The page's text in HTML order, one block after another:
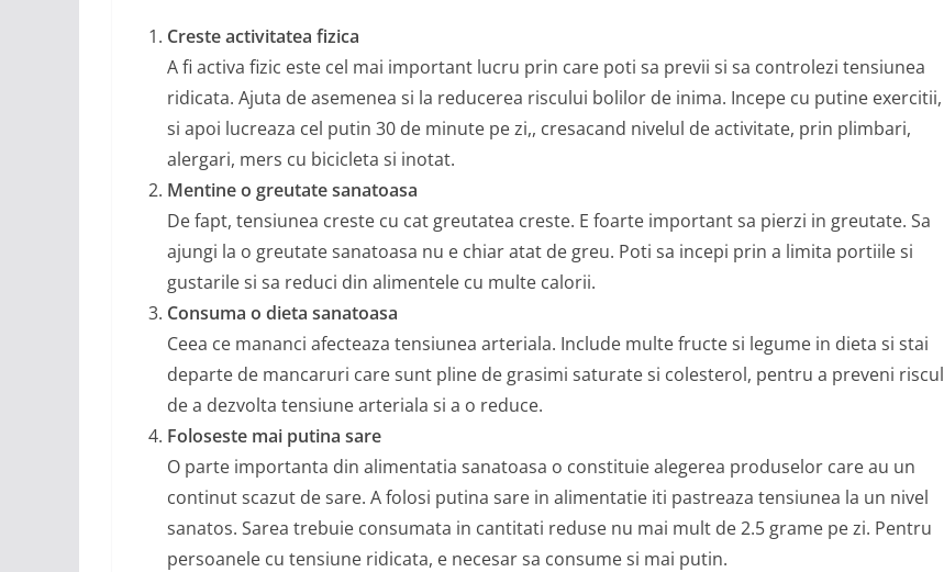
Creste activitatea fizica
A fi activa fizic este cel mai important lucru prin care poti sa previi si sa controlezi tensiunea
ridicata. Ajuta de asemenea si la reducerea riscului bolilor de inima. Incepe cu putine exercitii,
si apoi lucreaza cel putin 30 de minute pe zi,, cresacand nivelul de activitate, prin plimbari,
alergari, mers cu bicicleta si inotat.
Mentine o greutate sanatoasa
De fapt, tensiunea creste cu cat greutatea creste. E foarte important sa pierzi in greutate. Sa
ajungi la o greutate sanatoasa nu e chiar atat de greu. Poti sa incepi prin a limita portiile si
gustarile si sa reduci din alimentele cu multe calorii.
Consuma o dieta sanatoasa
Ceea ce mananci afecteaza tensiunea arteriala. Include multe fructe si legume in dieta si stai
departe de mancaruri care sunt pline de grasimi saturate si colesterol, pentru a preveni riscul
de a dezvolta tensiune arteriala si a o reduce.
Foloseste mai putina sare
O parte importanta din alimentatia sanatoasa o constituie alegerea produselor care au un
continut scazut de sare. A folosi putina sare in alimentatie iti pastreaza tensiunea la un nivel
sanatos. Sarea trebuie consumata in cantitati reduse nu mai mult de 2.5 grame pe zi. Pentru
persoanele cu tensiune ridicata, e necesar sa consume si mai putin.